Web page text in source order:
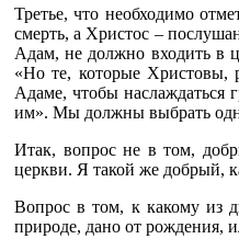
Третье, что необходимо
смерть, а Христос –
Адам, не должно входить в
«Но те, которые Христовы,
Адаме, чтобы наслаждаться
им». Мы должны выбрать
Итак, вопрос не в том,
церкви. Я такой же добрый,
Вопрос в том, к какому из
природе, дано от рождения,